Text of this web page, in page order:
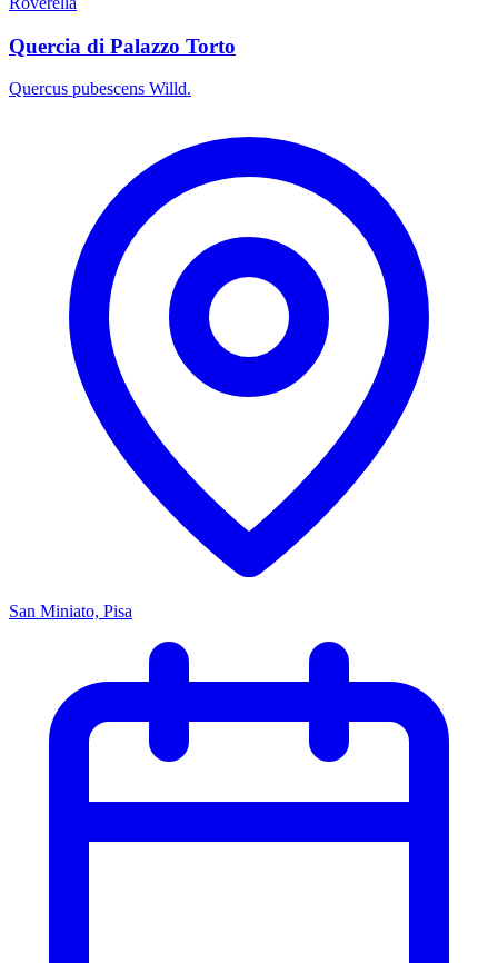
Quercia di Palazzo Torto
Quercus pubescens Willd.
San Miniato, Pisa